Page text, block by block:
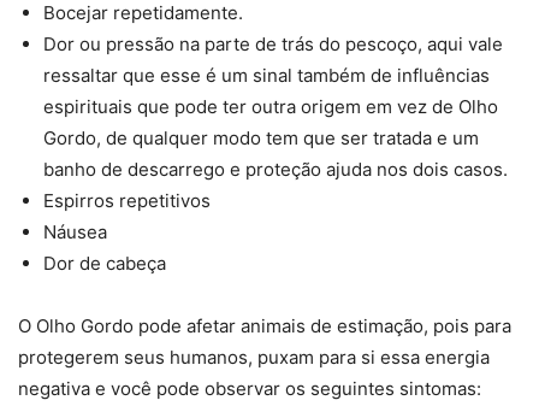
Bocejar repetidamente.
Dor ou pressão na parte de trás do pescoço, aqui vale
ressaltar que esse é um sinal também de influências
espirituais que pode ter outra origem em vez de Olho
Gordo, de qualquer modo tem que ser tratada e um
banho de descarrego e proteção ajuda nos dois casos.
Espirros repetitivos
Náusea
Dor de cabeça
O Olho Gordo pode afetar animais de estimação, pois para
protegerem seus humanos, puxam para si essa energia
negativa e você pode observar os seguintes sintomas: